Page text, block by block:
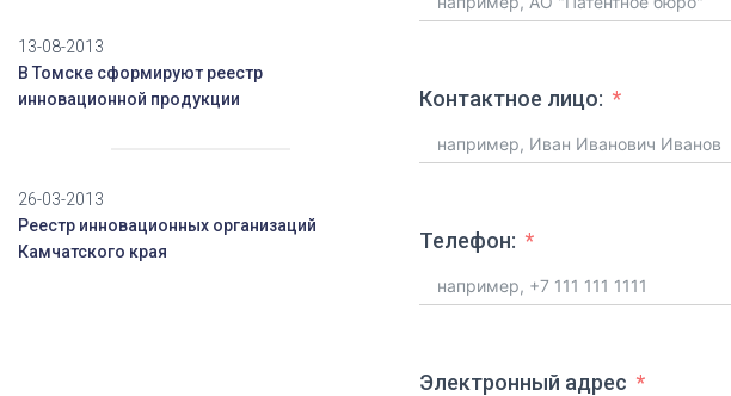
13-08-2013
В Томске сформируют реестр
инновационной продукции
26-03-2013
Реестр инновационных организаций
Камчатского края
Контактное лицо:
Телефон:
Электронный адрес